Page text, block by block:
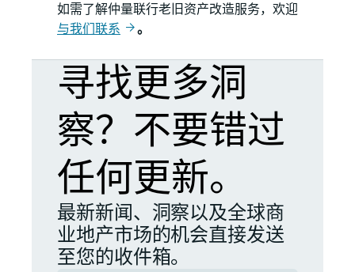
如需了解仲量联行老旧资产改造服务，欢迎
与我们联系
。
寻找更多洞
察？不要错过
任何更新。
最新新闻、洞察以及全球商
业地产市场的机会直接发送
至您的收件箱。